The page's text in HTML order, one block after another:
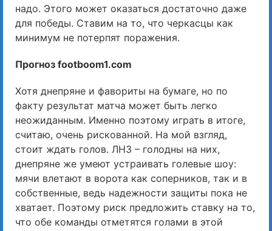
надо. Этого может оказаться достаточно даже
для победы. Ставим на то, что черкасцы как
минимум не потерпят поражения.
Прогноз footboom1.com
Хотя днепряне и фавориты на бумаге, но по
факту результат матча может быть легко
неожиданным. Именно поэтому играть в итоге,
считаю, очень рискованной. На мой взгляд,
стоит ждать голов. ЛНЗ – голодны на них,
днепряне же умеют устраивать голевые шоу:
мячи влетают в ворота как соперников, так и в
собственные, ведь надежности защиты пока не
хватает. Поэтому риск предложить ставку на то,
что обе команды отметятся голами в этой